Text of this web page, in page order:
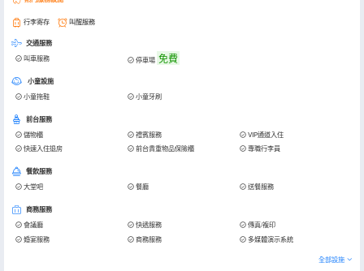
行李寄存 叫醒服務
交通服務
叫車服務 停車場 免費
小童設施
小童拖鞋 小童牙刷
前台服務
儲物櫃 禮賓服務
VIP通道入住
快速入住退房
前台貴重物品保險櫃 專職行李員
餐飲服務
大堂吧 餐廳 送餐服務
商務服務
會議廳 快遞服務
傳真/複印
婚宴服務
商務服務 多媒體演示系統
全部設施